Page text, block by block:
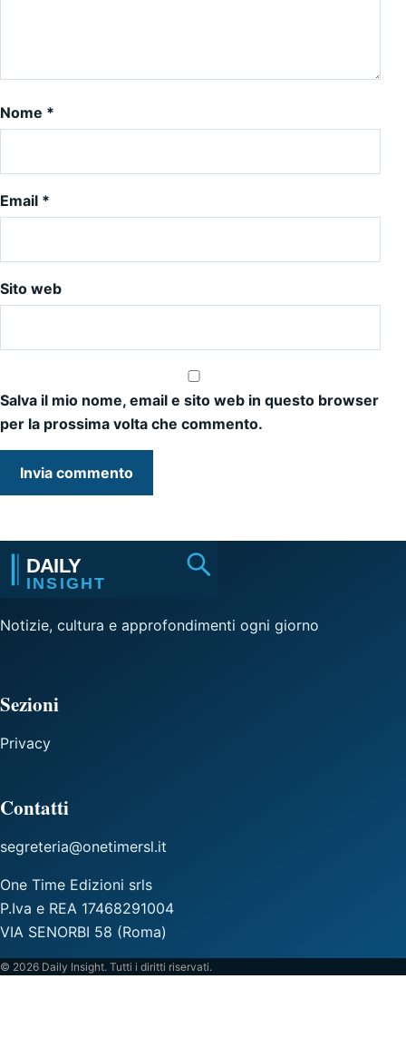
Nome *
Email *
Sito web
Salva il mio nome, email e sito web in questo browser
per la prossima volta che commento.
Notizie, cultura e approfondimenti ogni giorno
Sezioni
Privacy
Contatti
segreteria@onetimersl.it
One Time Edizioni srls
P.Iva e REA 17468291004
VIA SENORBI 58 (Roma)
© 2026 Daily Insight. Tutti i diritti riservati.